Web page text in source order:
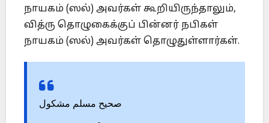
நாயகம் (ஸல்) அவர்கள் கூறியிருந்தாலும்,
வித்ரு தொழுகைக்குப் பின்னர் நபிகள்
நாயகம் (ஸல்) அவர்கள் தொழுதுள்ளார்கள்.
صحيح مسلم مشكول